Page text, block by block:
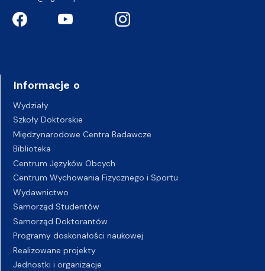
Informacje o
Wydziały
Szkoły Doktorskie
Międzynarodowe Centra Badawcze
Biblioteka
Centrum Języków Obcych
Centrum Wychowania Fizycznego i Sportu
Wydawnictwo
Samorząd Studentów
Samorząd Doktorantów
Programy doskonałości naukowej
Realizowane projekty
Jednostki i organizacje